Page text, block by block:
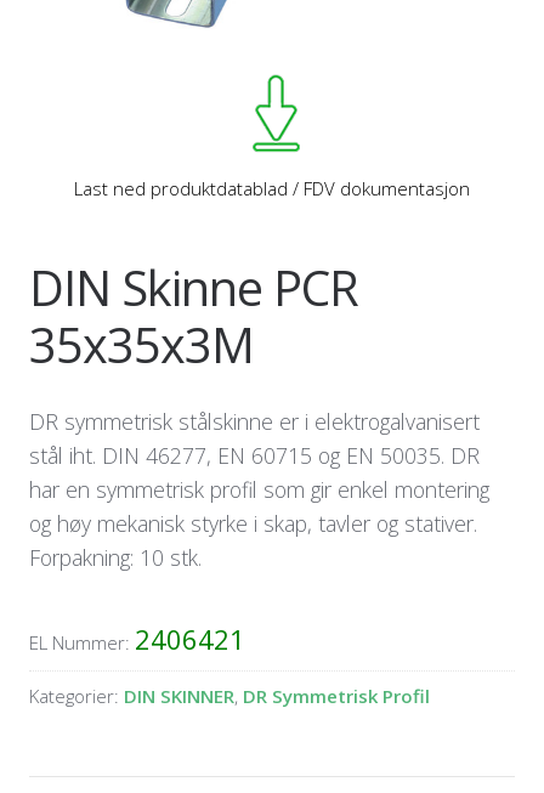
Last ned produktdatablad / FDV dokumentasjon
DIN Skinne PCR
35x35x3M
DR symmetrisk stålskinne er i elektrogalvanisert
stål iht. DIN 46277, EN 60715 og EN 50035. DR
har en symmetrisk profil som gir enkel montering
og høy mekanisk styrke i skap, tavler og stativer.
Forpakning: 10 stk.
EL Nummer: 2406421
Kategorier: DIN SKINNER, DR Symmetrisk Profil